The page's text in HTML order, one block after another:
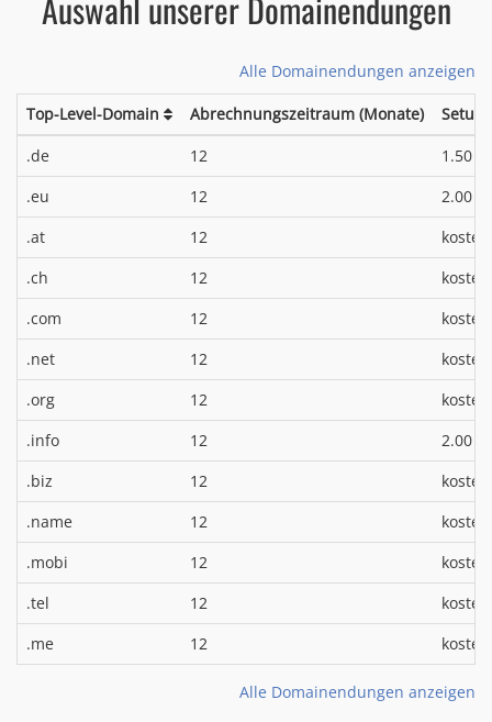
Alle Domainendungen anzeigen
Top-Level-Domain Abrechnungszeitraum (Monate)
.de
12 1.50 €
.eu 12 2.00 €
.at 12
.ch
12
.com
12
.net
12
.org
12
.info
12 2.00 €
.biz 12
.name
12
.mobi
12
.tel
12
.me
12
Alle Domainendungen anzeigen